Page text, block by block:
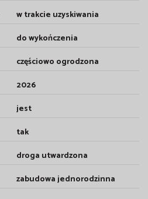
w trakcie uzyskiwania
do wykończenia
częściowo ogrodzona
2026
jest
tak
droga utwardzona
zabudowa jednorodzinna